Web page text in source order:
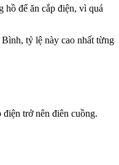
để ăn cắp điện, vì quá
tỷ lệ này cao nhất từng
trở nên điên cuồng.